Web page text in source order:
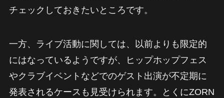
チェックしておきたいところです。
一方、ライブ活動に関しては、以前よりも限定的
にはなっているようですが、ヒップホップフェス
やクラブイベントなどでのゲスト出演が不定期に
発表されるケースも見受けられます。とくにZORN